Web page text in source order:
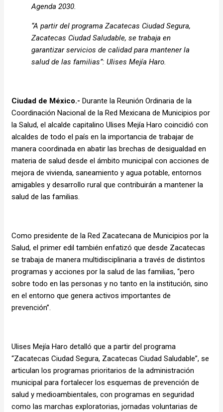
Agenda 2030.
“A partir del programa Zacatecas Ciudad Segura,
Zacatecas Ciudad Saludable, se trabaja en
garantizar servicios de calidad para mantener la
salud de las familias”: Ulises Mejía Haro.
Ciudad de México.- Durante la Reunión Ordinaria de la
Coordinación Nacional de la Red Mexicana de Municipios por
la Salud, el alcalde capitalino Ulises Mejía Haro coincidió con
alcaldes de todo el país en la importancia de trabajar de
manera coordinada en abatir las brechas de desigualdad en
materia de salud desde el ámbito municipal con acciones de
mejora de vivienda, saneamiento y agua potable, entornos
amigables y desarrollo rural que contribuirán a mantener la
salud de las familias.
Como presidente de la Red Zacatecana de Municipios por la
Salud, el primer edil también enfatizó que desde Zacatecas
se trabaja de manera multidisciplinaria a través de distintos
programas y acciones por la salud de las familias, “pero
sobre todo en las personas y no tanto en la institución, sino
en el entorno que genera activos importantes de
prevención”.
Ulises Mejía Haro detalló que a partir del programa
“Zacatecas Ciudad Segura, Zacatecas Ciudad Saludable”, se
articulan los programas prioritarios de la administración
municipal para fortalecer los esquemas de prevención de
salud y medioambientales, con programas en seguridad
como las marchas exploratorias, jornadas voluntarias de